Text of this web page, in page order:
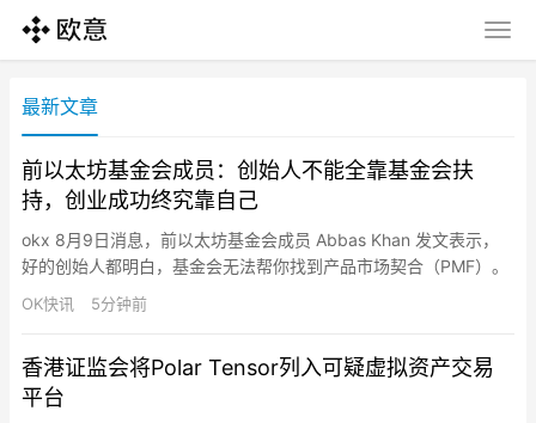
最新文章
前以太坊基金会成员：创始人不能全靠基金会扶
持，创业成功终究靠自己
okx 8月9日消息，前以太坊基金会成员 Abbas Khan 发文表示，
好的创始人都明白，基金会无法帮你找到产品市场契合（PMF）。
真正优秀的创始人基本已想清楚要做什么、自己的弱点在哪里、需
要什么，来找基金会时只提出具体、有限的请求。而另一些创始人
计划”而非额外加分。没有哪个基金会能让你成功。 做…
OK快讯 5分钟前
香港证监会将Polar Tensor列入可疑虚拟资产交易
平台